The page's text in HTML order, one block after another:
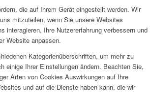
die auf Ihrem Gerät eingestellt werden. Wir
mitzuteilen, wenn Sie unsere Websites
interagieren, Ihre Nutzererfahrung verbessern und
Website anpassen.
Kategorienüberschriften, um mehr zu
einige Ihrer Einstellungen ändern. Beachten Sie,
Arten von Cookies Auswirkungen auf Ihre
und auf die Dienste haben kann, die wir